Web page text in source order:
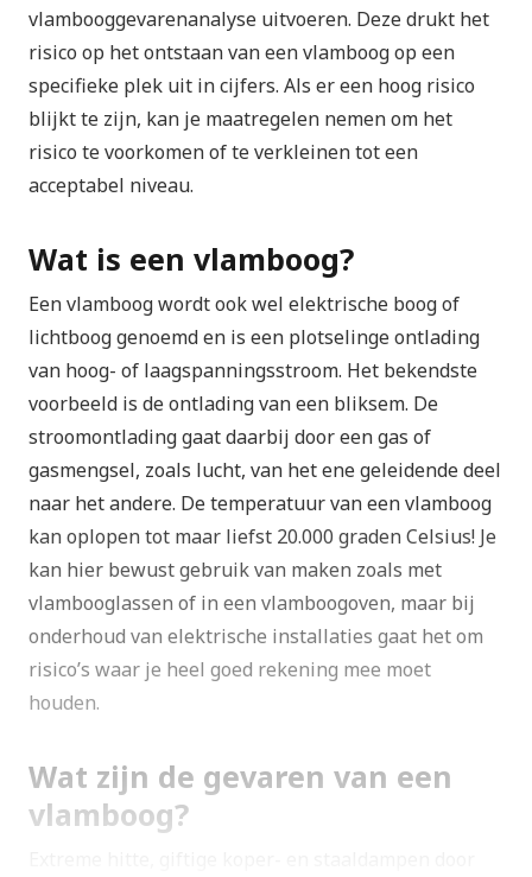
vlambooggevarenanalyse uitvoeren. Deze drukt het
risico op het ontstaan van een vlamboog op een
specifieke plek uit in cijfers. Als er een hoog risico
blijkt te zijn, kan je maatregelen nemen om het
risico te voorkomen of te verkleinen tot een
acceptabel niveau.
Wat is een vlamboog?
Een vlamboog wordt ook wel elektrische boog of
lichtboog genoemd en is een plotselinge ontlading
van hoog- of laagspanningsstroom. Het bekendste
voorbeeld is de ontlading van een bliksem. De
stroomontlading gaat daarbij door een gas of
gasmengsel, zoals lucht, van het ene geleidende deel
naar het andere. De temperatuur van een vlamboog
kan oplopen tot maar liefst 20.000 graden Celsius! Je
kan hier bewust gebruik van maken zoals met
vlambooglassen of in een vlamboogoven, maar bij
onderhoud van elektrische installaties gaat het om
risico’s waar je heel goed rekening mee moet
houden.
Wat zijn de gevaren van een
vlamboog?